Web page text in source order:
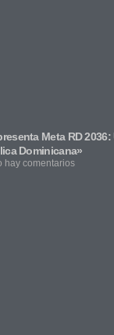
Meta RD
Dominicana»
hay comentarios